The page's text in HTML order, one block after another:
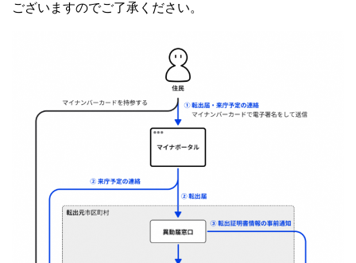
ございますのでご了承ください。